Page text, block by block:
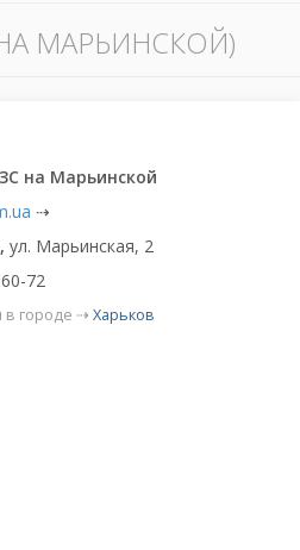
МАРЬИНСКОЙ)
на Марьинской
⇢
ул. Марьинская, 2
72
в городе ⇢ Харьков